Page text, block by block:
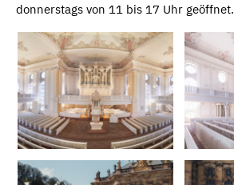
donnerstags von 11 bis 17 Uhr geöffnet.